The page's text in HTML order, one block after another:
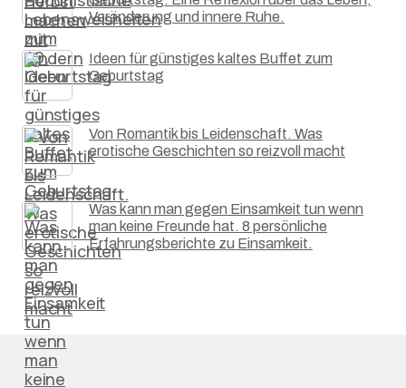
Veränderung und innere Ruhe.
Ideen für günstiges kaltes Buffet zum
Geburtstag
Von Romantik bis Leidenschaft. Was
erotische Geschichten so reizvoll macht
Was kann man gegen Einsamkeit tun wenn
man keine Freunde hat. 8 persönliche
Erfahrungsberichte zu Einsamkeit.